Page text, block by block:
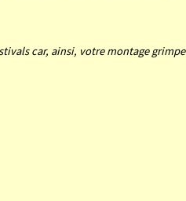
car, ainsi, votre montage